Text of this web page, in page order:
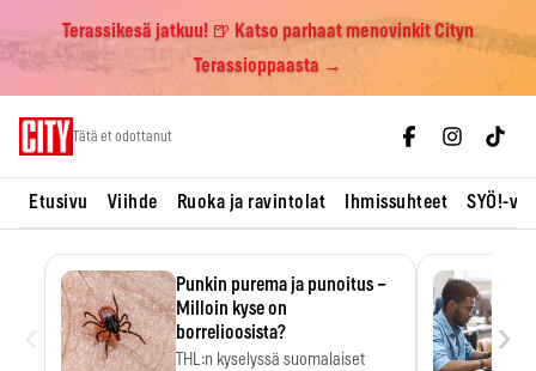
Terassikesä jatkuu! 🍺 Katso parhaat menovinkit Cityn
Terassioppaasta →
Tätä et odottanut
Etusivu Viihde Ruoka ja ravintolat Ihmissuhteet SYÖ!-
Punkin purema ja punoitus –
Milloin kyse on
borrelioosista?
THL:n kyselyssä suomalaiset
›